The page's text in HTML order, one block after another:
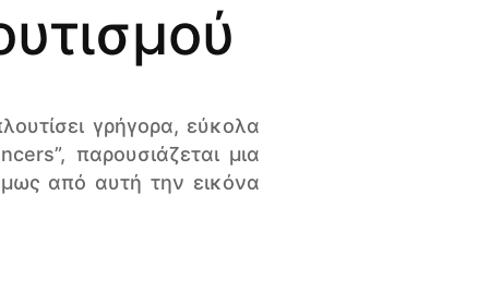
γρήγορα, εύκολα
παρουσιάζεται μια
από αυτή την εικόνα